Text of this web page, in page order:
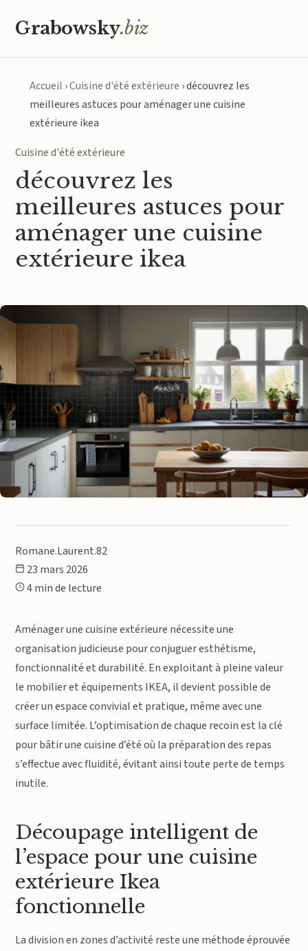
Grabowsky.biz
Accueil ›Cuisine d'été extérieure ›découvrez les
meilleures astuces pour aménager une cuisine
extérieure ikea
Cuisine d'été extérieure
découvrez les
meilleures astuces pour
aménager une cuisine
extérieure ikea
Romane.Laurent.82
23 mars 2026
4 min de lecture
Aménager une cuisine extérieure nécessite une
organisation judicieuse pour conjuguer esthétisme,
fonctionnalité et durabilité. En exploitant à pleine valeur
le mobilier et équipements IKEA, il devient possible de
créer un espace convivial et pratique, même avec une
surface limitée. L’optimisation de chaque recoin est la clé
pour bâtir une cuisine d’été où la préparation des repas
s’effectue avec fluidité, évitant ainsi toute perte de temps
inutile.
Découpage intelligent de
l’espace pour une cuisine
extérieure Ikea
fonctionnelle
La division en zones d’activité reste une méthode éprouvée